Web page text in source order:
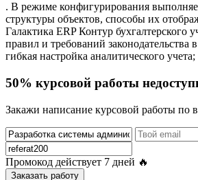
. В режиме конфигурирования
структуры объектов, способы их
Галактика ERP Контур
правил и требований
гибкая настройка аналитического
50% курсовой работы
Закажи написание курсовой работы по
Промокод действует 7 дней 🔥
Заказать работу